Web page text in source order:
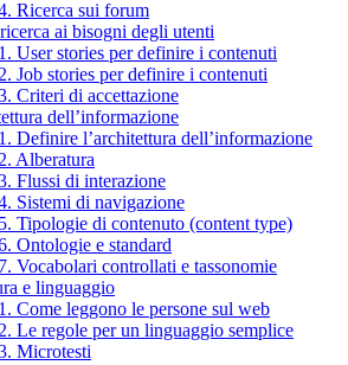
Ricerca sui forum
ai bisogni degli utenti
User stories per definire i contenuti
Job stories per definire i contenuti
Criteri di accettazione
dell’informazione
Definire l’architettura dell’informazione
Alberatura
Flussi di interazione
Sistemi di navigazione
Tipologie di contenuto (content type)
Ontologie e standard
Vocabolari controllati e tassonomie
e linguaggio
Come leggono le persone sul web
Le regole per un linguaggio semplice
Microtesti